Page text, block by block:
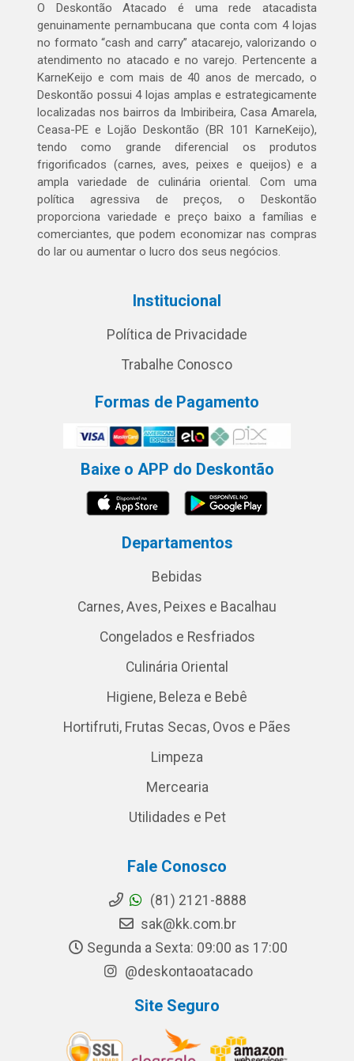
O Deskontão Atacado é uma rede atacadista
genuinamente pernambucana que conta com 4 lojas
no formato “cash and carry” atacarejo, valorizando o
atendimento no atacado e no varejo. Pertencente a
KarneKeijo e com mais de 40 anos de mercado, o
Deskontão possui 4 lojas amplas e estrategicamente
localizadas nos bairros da Imbiribeira, Casa Amarela,
Ceasa-PE e Lojão Deskontão (BR 101 KarneKeijo),
tendo como grande diferencial os produtos
frigorificados (carnes, aves, peixes e queijos) e a
ampla variedade de culinária oriental. Com uma
política agressiva de preços, o Deskontão
proporciona variedade e preço baixo a famílias e
comerciantes, que podem economizar nas compras
do lar ou aumentar o lucro dos seus negócios.
Institucional
Política de Privacidade
Trabalhe Conosco
Formas de Pagamento
Baixe o APP do Deskontão
Departamentos
Bebidas
Carnes, Aves, Peixes e Bacalhau
Congelados e Resfriados
Culinária Oriental
Higiene, Beleza e Bebê
Hortifruti, Frutas Secas, Ovos e Pães
Limpeza
Mercearia
Utilidades e Pet
Fale Conosco
(81) 2121-8888
sak@kk.com.br
Segunda a Sexta: 09:00 as 17:00
@deskontaoatacado
Site Seguro